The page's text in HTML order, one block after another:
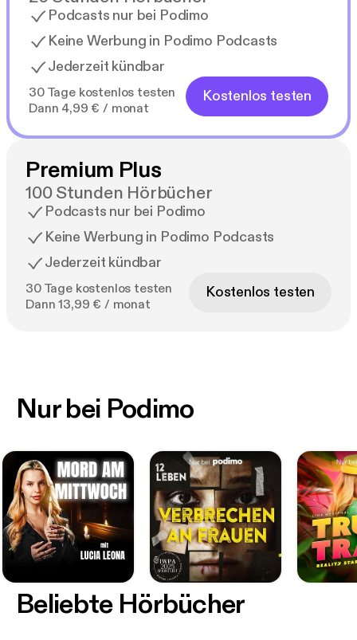
Podcasts nur bei Podimo
Keine Werbung in Podimo Podcasts
Jederzeit kündbar
30 Tage kostenlos testen
Dann 4,99 € / monat
Kostenlos testen
Premium Plus
100 Stunden Hörbücher
Podcasts nur bei Podimo
Keine Werbung in Podimo Podcasts
Jederzeit kündbar
30 Tage kostenlos testen
Dann 13,99 € / monat
Kostenlos testen
Nur bei Podimo
Beliebte Hörbücher